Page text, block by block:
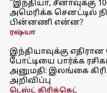
"இந்தியா, சீனாவுக்கு
அமெரிக்க செனட்டில்
பின்னணி என்ன?
ரஷ்யா
இந்தியாவுக்கு
போட்டியை பார்க்க
அனுமதி: இலங்கை
அறிவிப்பு
டெஸ்ட் கிரிக்கெட்